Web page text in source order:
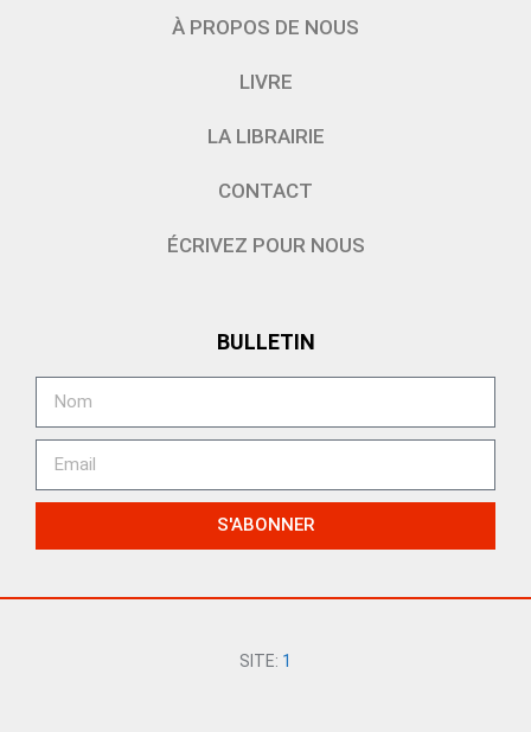
À PROPOS DE NOUS
LIVRE
LA LIBRAIRIE
CONTACT
ÉCRIVEZ POUR NOUS
BULLETIN
S'ABONNER
SITE: 1